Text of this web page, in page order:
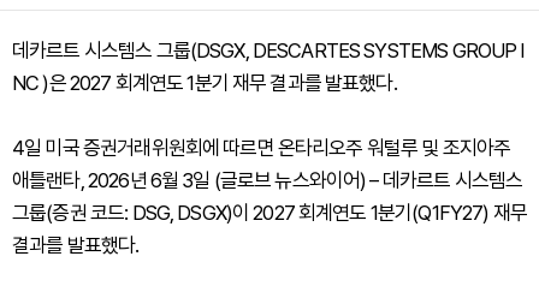
데카르트 시스템스 그룹(DSGX, DESCARTES SYSTEMS GROUP I
NC )은 2027 회계연도 1분기 재무 결과를 발표했다.
4일 미국 증권거래위원회에 따르면 온타리오주 워털루 및 조지아주
애틀랜타, 2026년 6월 3일 (글로브 뉴스와이어) – 데카르트 시스템스
그룹(증권 코드: DSG, DSGX)이 2027 회계연도 1분기(Q1FY27) 재무
결과를 발표했다.